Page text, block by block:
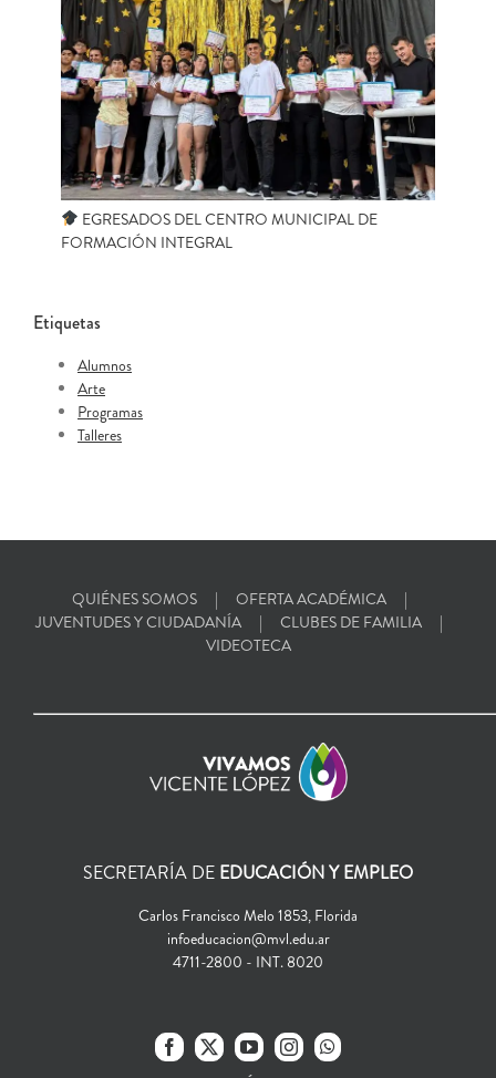
EGRESADOS DEL CENTRO MUNICIPAL DE
FORMACIÓN INTEGRAL
Etiquetas
Alumnos
Arte
Programas
Talleres
QUIÉNES SOMOS
OFERTA ACADÉMICA
JUVENTUDES Y CIUDADANÍA
CLUBES DE FAMILIA
VIDEOTECA
SECRETARÍA DE EDUCACIÓN Y EMPLEO
Carlos Francisco Melo 1853, Florida
infoeducacion@mvl.edu.ar
4711-2800 - INT. 8020